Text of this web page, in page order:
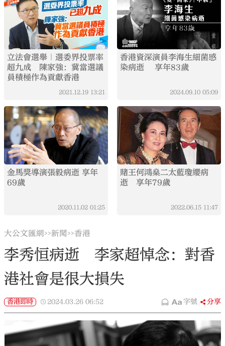
立法會選舉｜選委界投票率
超九成 陳家強：冀當選議
員積極作為貢獻香港
2021.12.19 13:21
香港資深演員李海生細菌感
染病逝 享年83歲
2024.09.10 05:09
金馬獎導演張毅病逝 享年
69歲
2020.11.02 01:25
賭王何鴻燊二太藍瓊纓病
逝 享年79歲
2022.06.15 11:47
大公文匯網>>新聞>>香港
李秀恒病逝 李家超悼念：對香
港社會是很大損失
香港即時 2024.03.26 06:52 字號 分享